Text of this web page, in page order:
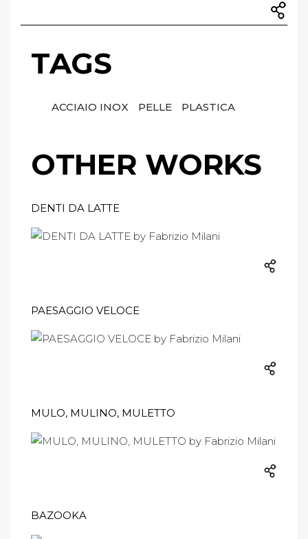
TAGS
ACCIAIO INOX PELLE PLASTICA
OTHER WORKS
DENTI DA LATTE
PAESAGGIO VELOCE
MULO, MULINO, MULETTO
BAZOOKA